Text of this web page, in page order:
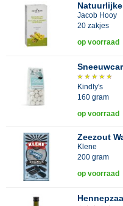
Jacob Hooy
20 zakjes
op voorraad
Kindly's
160 gram
op voorraad
Zeezout
Klene
200 gram
op voorraad